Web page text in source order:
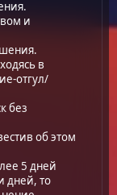
и
в
отгул/
без
об этом
5 дней
дней, то